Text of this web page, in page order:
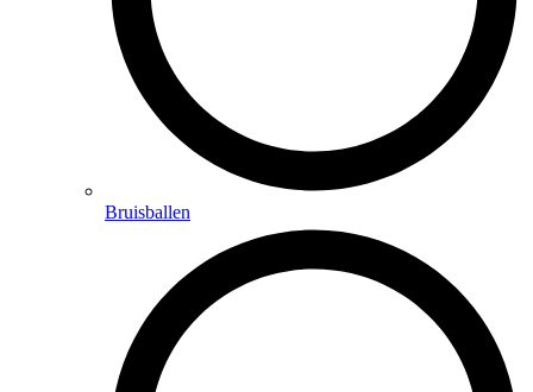
Bruisballen